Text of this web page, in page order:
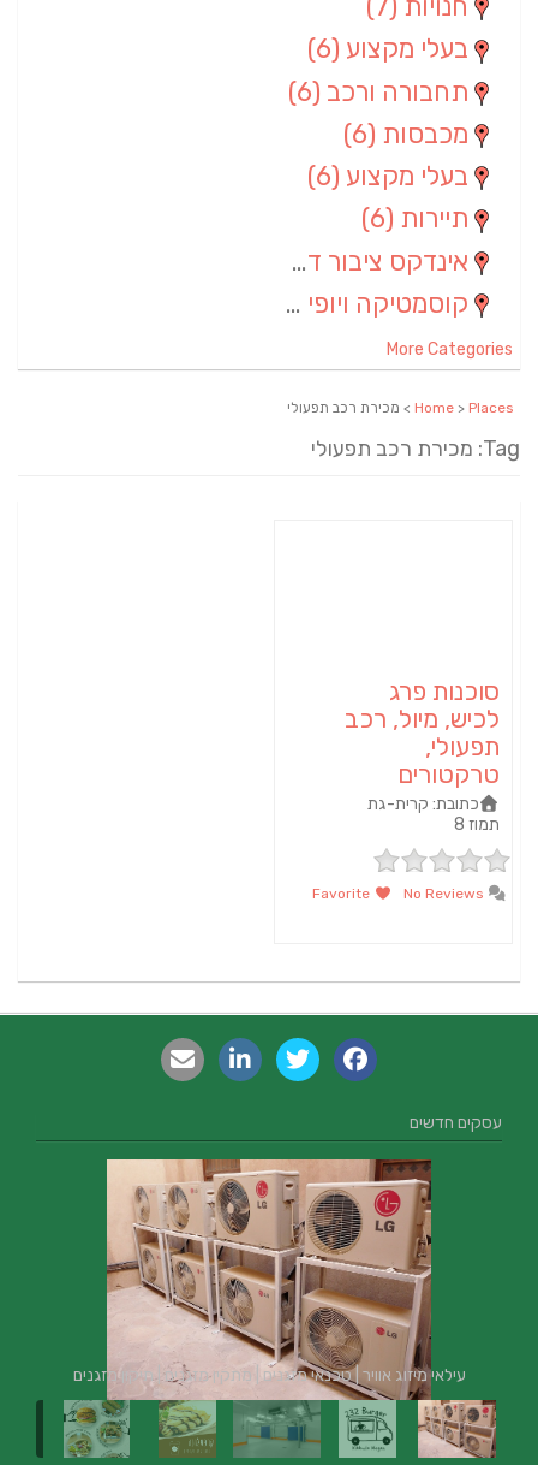
חנויות (7)
בעלי מקצוע (6)
תחבורה ורכב (6)
מכבסות (6)
בעלי מקצוע (6)
תיירות (6)
אינדקס ציבור דתי
קוסמטיקה ויופי (4)
More Categories
Home > Places > מכירת רכב תפעולי
Tag: מכירת רכב תפעולי
סוכנות פרג
לכיש, מיול, רכב
תפעולי,
טרקטורים
כתובת: קרית-גת
תמוז 8‏
עסקים חדשים
עילאי מיזוג אוויר | טכנאי מזגנים | מתקין מזגנים | תיקון מזגנים